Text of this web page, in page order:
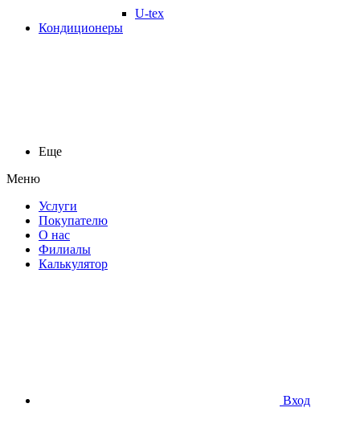
U-tex
Кондиционеры
Еще
Меню
Услуги
Покупателю
О нас
Филиалы
Калькулятор
Вход